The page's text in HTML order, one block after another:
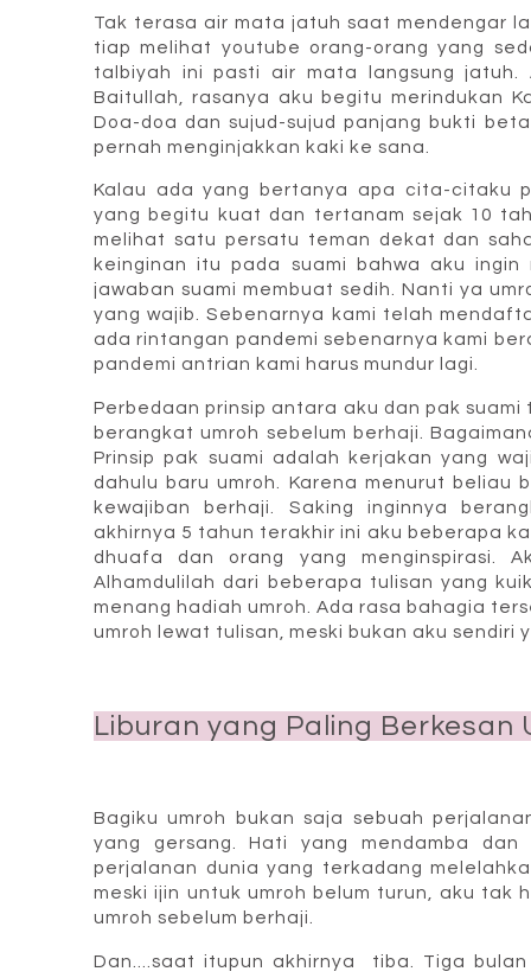
Tak terasa air mata jatuh saat mendengar
tiap melihat youtube orang-orang yang
talbiyah ini pasti air mata langsung jatuh.
Baitullah, rasanya aku begitu merindukan
Doa-doa dan sujud-sujud panjang bukti
pernah menginjakkan kaki ke sana.
Kalau ada yang bertanya apa cita-citaku
yang begitu kuat dan tertanam sejak 10
melihat satu persatu teman dekat dan
keinginan itu pada suami bahwa aku
jawaban suami membuat sedih. Nanti ya
yang wajib. Sebenarnya kami telah
ada rintangan pandemi sebenarnya kami
pandemi antrian kami harus mundur lagi.
Perbedaan prinsip antara aku dan pak
berangkat umroh sebelum berhaji.
Prinsip pak suami adalah kerjakan yang
dahulu baru umroh. Karena menurut beliau
kewajiban berhaji. Saking inginnya
akhirnya 5 tahun terakhir ini aku beberapa
dhuafa dan orang yang menginspirasi.
Alhamdulilah dari beberapa tulisan yang
menang hadiah umroh. Ada rasa bahagia
umroh lewat tulisan, meski bukan aku sendiri
Liburan yang Paling Berkesan
Bagiku umroh bukan saja sebuah
yang gersang. Hati yang mendamba
perjalanan dunia yang terkadang
meski ijin untuk umroh belum turun, aku
umroh sebelum berhaji.
Dan....saat itupun akhirnya tiba. Tiga